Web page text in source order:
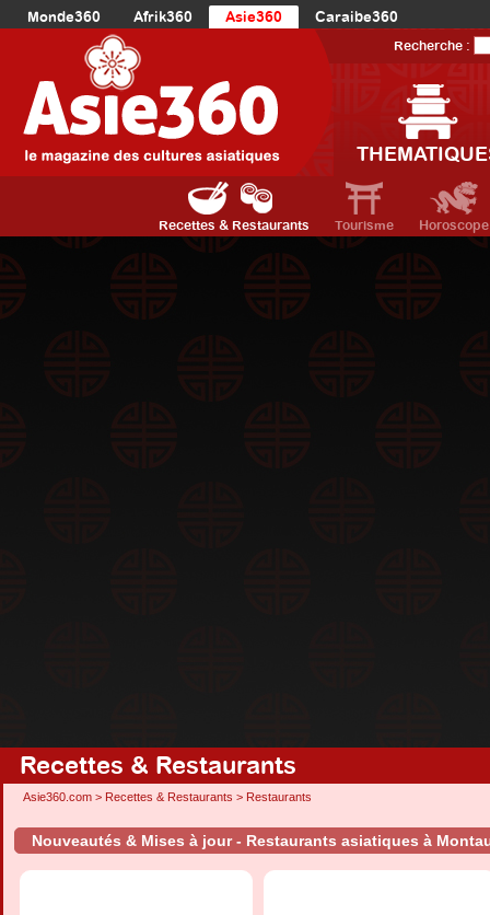
Monde360 Afrik360 Asie360
Caraibe360
Europe360
AmériqueDuNord360
Océanie360
Recherche :
Recettes & Restaurants Tourisme Horoscope
Recettes & Restaurants
Asie360.com > Recettes & Restaurants > Restaurants
Nouveautés & Mises à jour - Restaurants asiatiques à